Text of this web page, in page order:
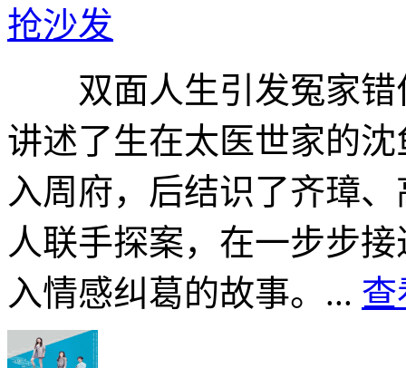
抢沙发
双面人生引发冤家错
讲述了生在太医世家的
入周府，后结识了齐璋
人联手探案，在一步步
入情感纠葛的故事。... 查